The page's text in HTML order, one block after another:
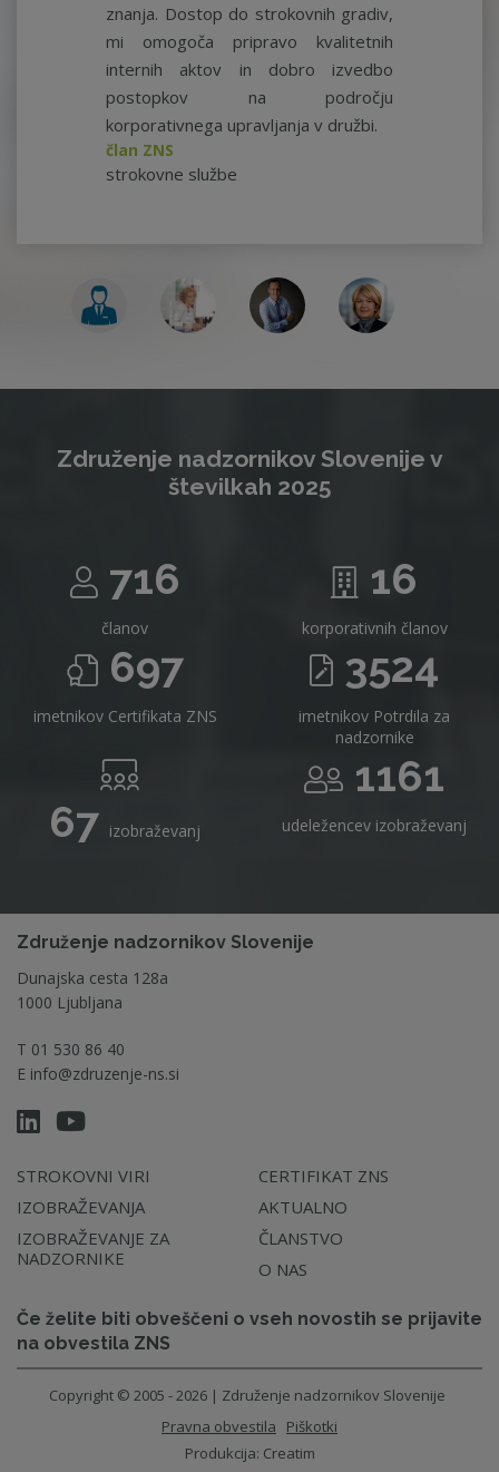
znanja. Dostop do strokovnih gradiv,
mi omogoča pripravo kvalitetnih
internih aktov in dobro izvedbo
postopkov na področju
korporativnega upravljanja v družbi.
član ZNS
strokovne službe
Združenje nadzornikov Slovenije v
številkah 2025
716
članov
16
korporativnih članov
697
imetnikov Certifikata ZNS
3524
imetnikov Potrdila za
nadzornike
67 izobraževanj
1161
udeležencev izobraževanj
Združenje nadzornikov Slovenije
Dunajska cesta 128a
1000 Ljubljana
T 01 530 86 40
E info@zdruzenje-ns.si
STROKOVNI VIRI
IZOBRAŽEVANJA
IZOBRAŽEVANJE ZA
NADZORNIKE
CERTIFIKAT ZNS
AKTUALNO
ČLANSTVO
O NAS
Če želite biti obveščeni o vseh novostih se prijavite
na obvestila ZNS
Copyright © 2005 - 2026 | Združenje nadzornikov Slovenije
Pravna obvestila
Piškotki
Produkcija: Creatim